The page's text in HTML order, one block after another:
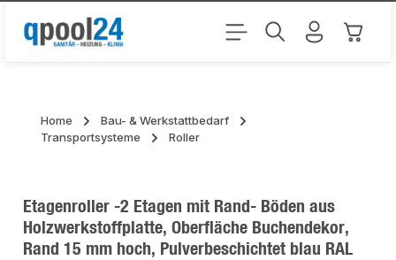
Zum Hauptinhalt springen
Home
Bau- & Werkstattbedarf
Transportsysteme
Roller
Etagenroller -2 Etagen mit Rand- Böden aus
Holzwerkstoffplatte, Oberfläche Buchendekor,
Rand 15 mm hoch, Pulverbeschichtet blau RAL